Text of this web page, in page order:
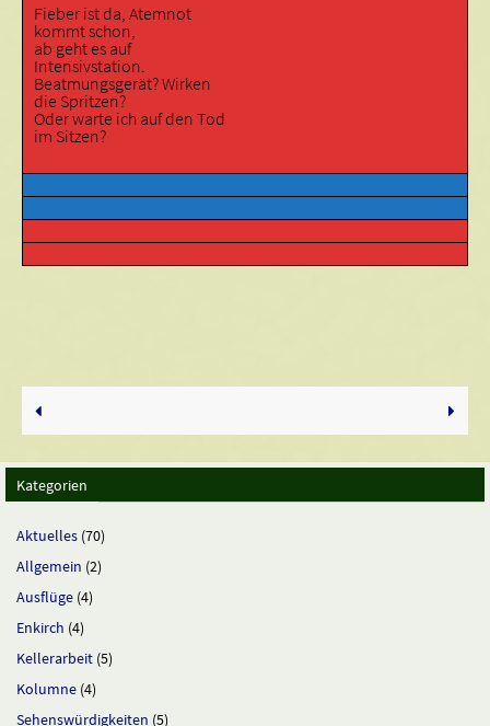
Fieber ist da, Atemnot
kommt schon,
ab geht es auf
Intensivstation.
Beatmungsgerät? Wirken
die Spritzen?
Oder warte ich auf den Tod
im Sitzen?
Kategorien
Aktuelles (70)
Allgemein (2)
Ausflüge (4)
Enkirch (4)
Kellerarbeit (5)
Kolumne (4)
Sehenswürdigkeiten (5)